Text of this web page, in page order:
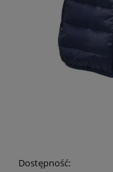
Dostępność: